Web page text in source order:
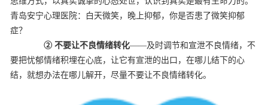
青岛安宁心理医院：白天微笑，晚上抑郁，你是否患了微笑抑郁
症？
② 不要让不良情绪转化——及时调节和宣泄不良情绪，不
要把忧郁情绪积埋在心底，让它有宣泄的出口，在哪儿结下的心
结，就想办法在哪儿解开，尽量不要让不良情绪转化。